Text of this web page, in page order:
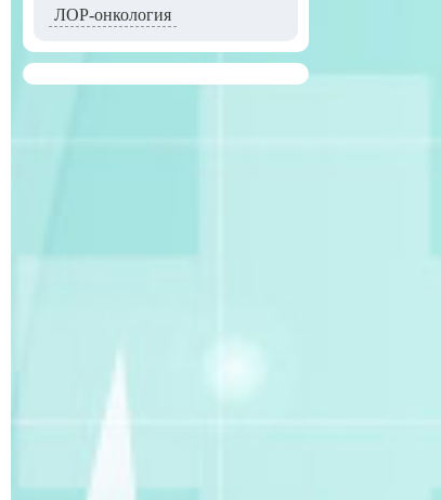
ЛОР-онкология